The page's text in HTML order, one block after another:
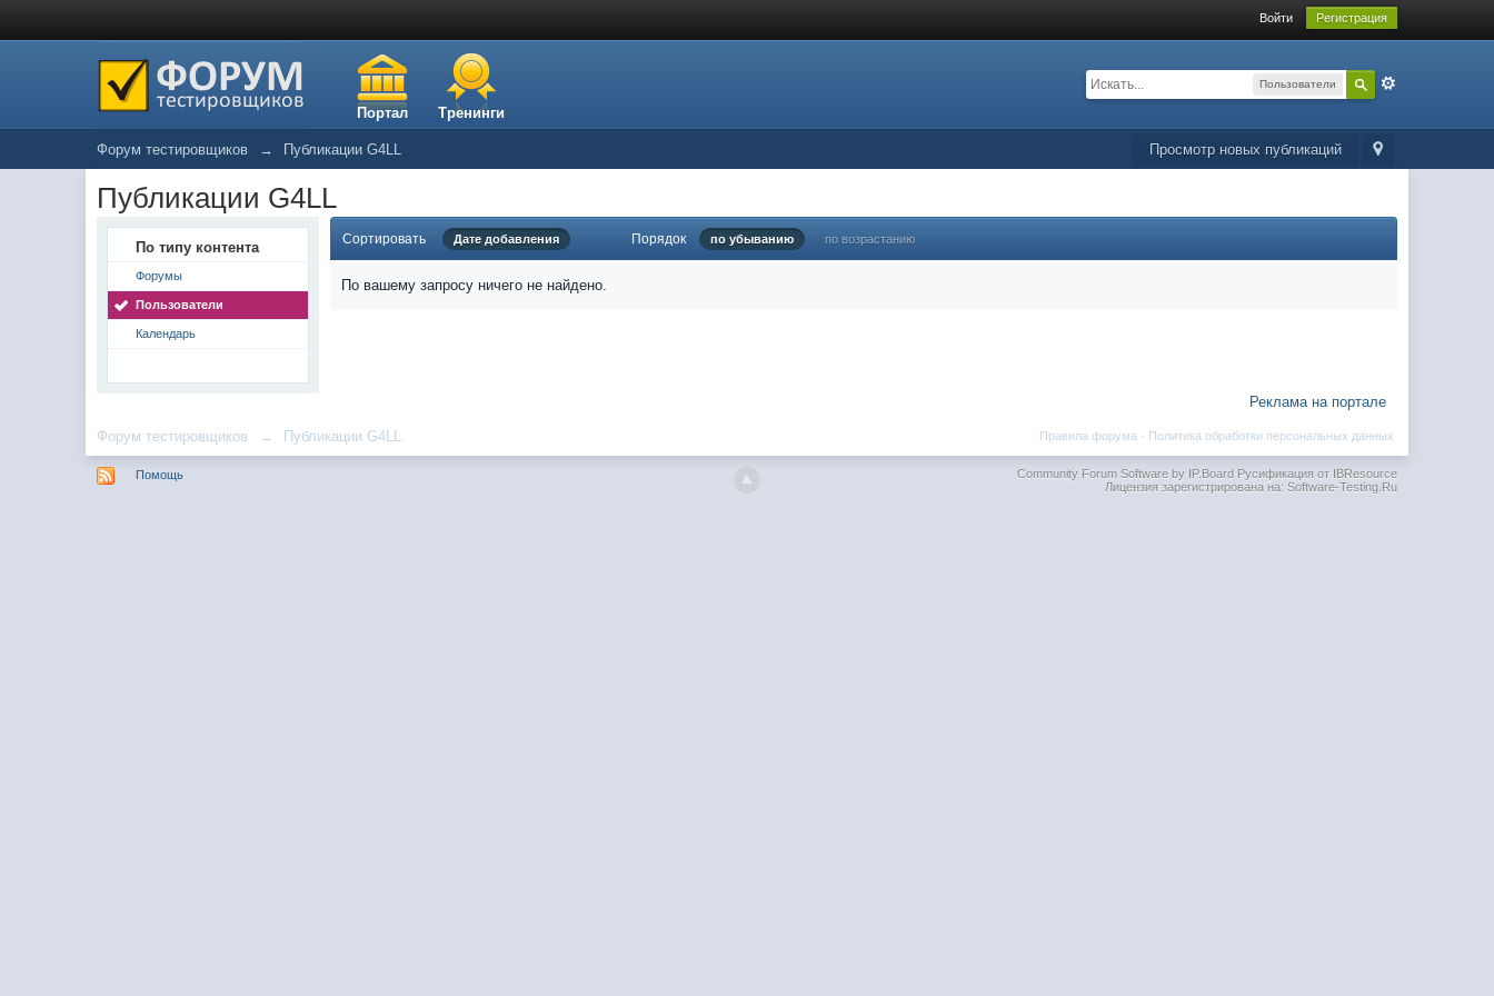
Войти Регистрация
Портал Тренинги
Пользователи
Просмотр новых публикаций
Форум тестировщиков → Публикации G4LL
Публикации G4LL
По типу контента
Форумы
Пользователи
Календарь
Сортировать Дате добавления Порядок по убыванию по возрастанию
По вашему запросу ничего не найдено.
Реклама на портале
Форум тестировщиков → Публикации G4LL Политика обработки персональных данных
Правила форума ·
Помощь Community Forum Software by IP.BoardРусификация от IBResource
Лицензия зарегистрирована на: Software-Testing.Ru